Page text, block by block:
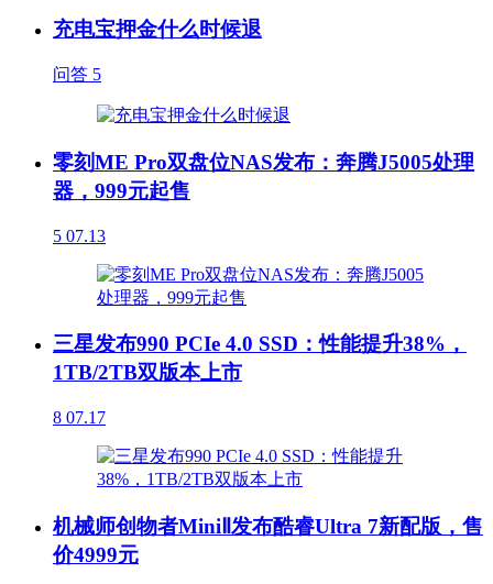
充电宝押金什么时候退
问答 5
零刻ME Pro双盘位NAS发布：奔腾J5005处理
器，999元起售
5 07.13
三星发布990 PCIe 4.0 SSD：性能提升38%，
1TB/2TB双版本上市
8 07.17
机械师创物者MiniⅡ发布酷睿Ultra 7新配版，售
价4999元